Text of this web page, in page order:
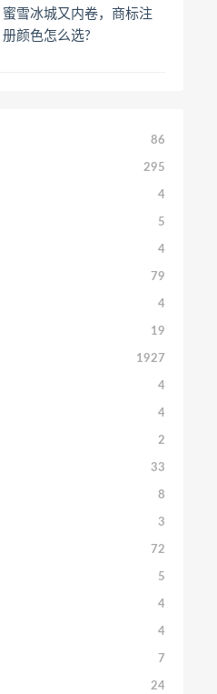
蜜雪冰城又内卷，商标注
册颜色怎么选?
86
295
4
5
4
79
4
19
1927
4
4
2
33
8
3
72
5
4
4
7
24